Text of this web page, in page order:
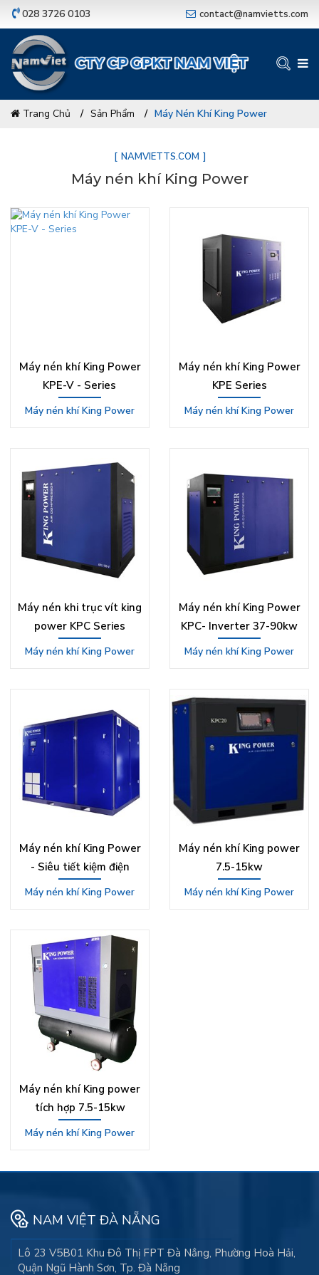
028 3726 0103 contact@namvietts.com
Trang Chủ Sản Phẩm Máy Nén Khí King Power
NAMVIETTS.COM
Máy nén khí King Power
Máy nén khí King Power
KPE-V - Series
Máy nén khí King Power
Máy nén khí King Power
KPE Series
Máy nén khí King Power
Máy nén khi trục vít king
power KPC Series
Máy nén khí King Power
Máy nén khí King Power
KPC- Inverter 37-90kw
Máy nén khí King Power
Máy nén khí King Power
- Siêu tiết kiệm điện
Máy nén khí King Power
Máy nén khí King power
7.5-15kw
Máy nén khí King Power
Máy nén khí King power
tích hợp 7.5-15kw
Máy nén khí King Power
NAM VIỆT ĐÀ NẴNG
Lô 23 V5B01 Khu Đô Thị FPT Đà Nẳng, Phường Hoà Hải,
Quận Ngũ Hành Sơn, Tp. Đà Nẵng